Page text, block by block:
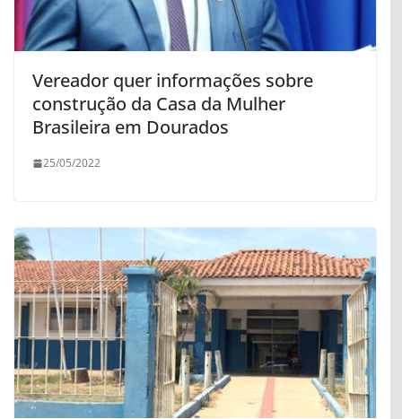
Vereador quer informações sobre
construção da Casa da Mulher
Brasileira em Dourados
25/05/2022